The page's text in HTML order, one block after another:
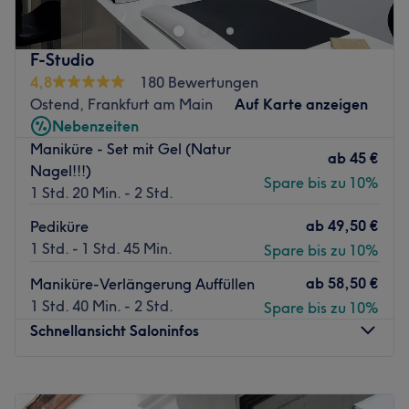
zu LUXY Nails & Lashes im schönen Frankfurt am Main.
Maniküre und Pediküre, verschiedene Nagelmodellagen
oder Wimpernverlängerungen, hier dreht sich alles nur
um dich!
Nächste öffentliche Verkehrsmittel:
Der Ostbahnhof ist nur wenige Gehminuten entfernt.
Das Team:
Das Team besteht aus Nagel- und Wimpernexperten, die
es sich zur Aufgabe gemacht haben, dass jeder den
Salon zufrieden verlässt.
Was uns an dem Salon gefällt:
Expertise: Nageldesigns & Wimpernverlängerungen.
Zurück zur Salonansicht
F-Studio
4,8
180 Bewertungen
Ostend, Frankfurt am Main
Auf Karte anzeigen
Nebenzeiten
Maniküre - Set mit Gel (Natur
Nagel!!!)
1 Std. 20 Min. - 2 Std.
ab 45 €
Spare bis zu 10%
Pediküre
1 Std. - 1 Std. 45 Min.
ab 49,50 €
Spare bis zu 10%
Maniküre-Verlängerung Auffüllen
1 Std. 40 Min. - 2 Std.
ab 58,50 €
Spare bis zu 10%
Schnellansicht Saloninfos
Dienstag
20:00